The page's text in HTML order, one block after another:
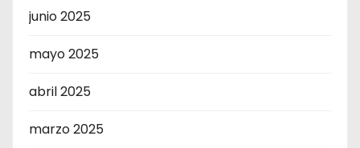
junio 2025
mayo 2025
abril 2025
marzo 2025